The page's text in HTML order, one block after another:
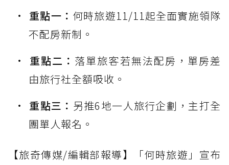
重點一： 何時旅遊11/11起全面實施領隊
不配房新制。
重點二： 落單旅客若無法配房，單房差
由旅行社全額吸收。
重點三： 另推6地一人旅行企劃，主打全
團單人報名。
【旅奇傳媒/編輯部報導】「何時旅遊」宣布